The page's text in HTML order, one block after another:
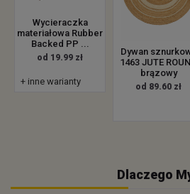
Wycieraczka
materiałowa Rubber
Backed PP ...
od 19.99 zł
+ inne warianty
Dywan
1463 JUTE
brązowy
od 89.60 zł
Dlaczego